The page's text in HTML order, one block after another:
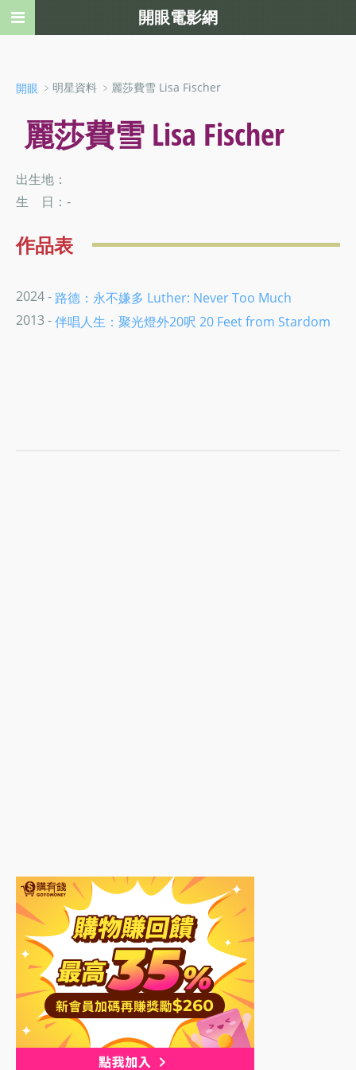
開眼 ﹥明星資料 ﹥麗莎費雪 Lisa Fischer
麗莎費雪 Lisa Fischer
出生地：
生 日：-
作品表
2024 - 路德：永不嫌多 Luther: Never Too Much
2013 -伴唱人生：聚光燈外20呎 20 Feet from Stardom
開眼電影網